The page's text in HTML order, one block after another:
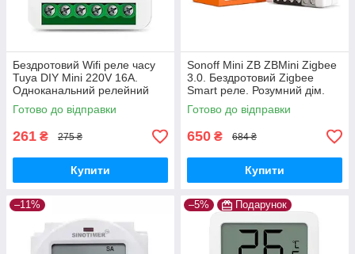
Бездротовий Wifi реле часу
Tuya DIY Mini 220V 16A.
Одноканальний релейний
вмикач/вимикач
Готово до відправки
261 ₴ 275 ₴
Купити
Sonoff Mini ZB ZBMini Zigbee
3.0. Бездротовий Zigbee
Smart реле. Розумний дім.
Ewelink
Готово до відправки
650 ₴ 684 ₴
Купити
–11% –5% Подарунок